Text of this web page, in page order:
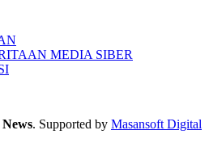
MEDIA SIBER
. Supported by Masansoft Digital